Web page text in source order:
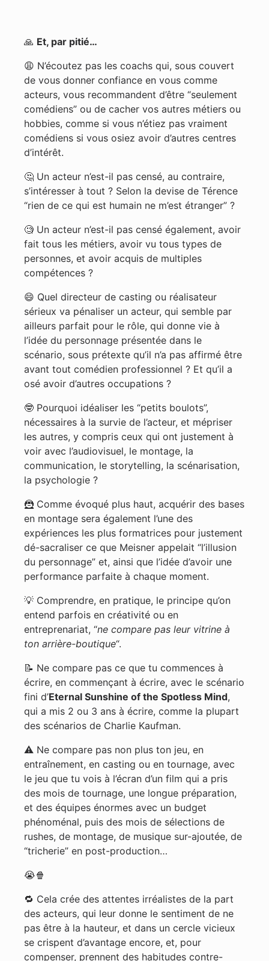
🙏 Et, par pitié…
😩 N’écoutez pas les coachs qui, sous couvert
de vous donner confiance en vous comme
acteurs, vous recommandent d’être “seulement
comédiens” ou de cacher vos autres métiers ou
hobbies, comme si vous n’étiez pas vraiment
comédiens si vous osiez avoir d’autres centres
d’intérêt.
🤔 Un acteur n’est-il pas censé, au contraire,
s’intéresser à tout ? Selon la devise de Térence
“rien de ce qui est humain ne m’est étranger” ?
🧐 Un acteur n’est-il pas censé également, avoir
fait tous les métiers, avoir vu tous types de
personnes, et avoir acquis de multiples
compétences ?
😄 Quel directeur de casting ou réalisateur
sérieux va pénaliser un acteur, qui semble par
ailleurs parfait pour le rôle, qui donne vie à
l’idée du personnage présentée dans le
scénario, sous prétexte qu’il n’a pas affirmé être
avant tout comédien professionnel ? Et qu’il a
osé avoir d’autres occupations ?
🤓 Pourquoi idéaliser les “petits boulots”,
nécessaires à la survie de l’acteur, et mépriser
les autres, y compris ceux qui ont justement à
voir avec l’audiovisuel, le montage, la
communication, le storytelling, la scénarisation,
la psychologie ?
🦹 Comme évoqué plus haut, acquérir des bases
en montage sera également l’une des
expériences les plus formatrices pour justement
dé-sacraliser ce que Meisner appelait “l’illusion
du personnage” et, ainsi que l’idée d’avoir une
performance parfaite à chaque moment.
💡 Comprendre, en pratique, le principe qu’on
entend parfois en créativité ou en
entreprenariat, “ne compare pas leur vitrine à
ton arrière-boutique“.
📝 Ne compare pas ce que tu commences à
écrire, en commençant à écrire, avec le scénario
fini d’Eternal Sunshine of the Spotless Mind,
qui a mis 2 ou 3 ans à écrire, comme la plupart
des scénarios de Charlie Kaufman.
⚠️ Ne compare pas non plus ton jeu, en
entraînement, en casting ou en tournage, avec
le jeu que tu vois à l’écran d’un film qui a pris
des mois de tournage, une longue préparation,
et des équipes énormes avec un budget
phénoménal, puis des mois de sélections de
rushes, de montage, de musique sur-ajoutée, de
“tricherie” en post-production…
😭🍿
🔁 Cela crée des attentes irréalistes de la part
des acteurs, qui leur donne le sentiment de ne
pas être à la hauteur, et dans un cercle vicieux
se crispent d’avantage encore, et, pour
compenser, prennent des habitudes contre-